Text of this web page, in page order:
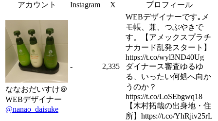
アカウント Instagram X プロフィール
ななおだいすけ＠
WEBデザイナー
@nanao_daisuke
- 2,335
WEBデザイナーです｡メ
モ帳、兼、つぶやきで
す。【アメックスプラチ
ナカード乱発スタート】
https://t.co/wyl3ND40Ug
ダイナース審査ゆるゆ
る、いったい何処へ向か
うのか？
https://t.co/LoSEbgwq18
【木村拓哉の出身地・住
所】https://t.co/YhRjiv25rL